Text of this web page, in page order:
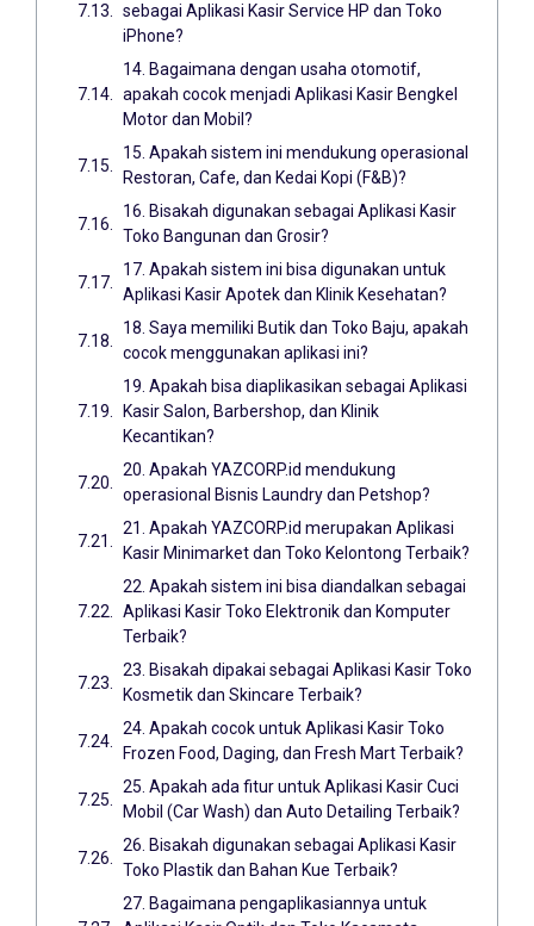
sebagai Aplikasi Kasir Service HP dan Toko
iPhone?
14. Bagaimana dengan usaha otomotif,
apakah cocok menjadi Aplikasi Kasir Bengkel
Motor dan Mobil?
15. Apakah sistem ini mendukung operasional
Restoran, Cafe, dan Kedai Kopi (F&B)?
16. Bisakah digunakan sebagai Aplikasi Kasir
Toko Bangunan dan Grosir?
17. Apakah sistem ini bisa digunakan untuk
Aplikasi Kasir Apotek dan Klinik Kesehatan?
18. Saya memiliki Butik dan Toko Baju, apakah
cocok menggunakan aplikasi ini?
19. Apakah bisa diaplikasikan sebagai Aplikasi
Kasir Salon, Barbershop, dan Klinik
Kecantikan?
20. Apakah YAZCORP.id mendukung
operasional Bisnis Laundry dan Petshop?
21. Apakah YAZCORP.id merupakan Aplikasi
Kasir Minimarket dan Toko Kelontong Terbaik?
22. Apakah sistem ini bisa diandalkan sebagai
Aplikasi Kasir Toko Elektronik dan Komputer
Terbaik?
23. Bisakah dipakai sebagai Aplikasi Kasir Toko
Kosmetik dan Skincare Terbaik?
24. Apakah cocok untuk Aplikasi Kasir Toko
Frozen Food, Daging, dan Fresh Mart Terbaik?
25. Apakah ada fitur untuk Aplikasi Kasir Cuci
Mobil (Car Wash) dan Auto Detailing Terbaik?
26. Bisakah digunakan sebagai Aplikasi Kasir
Toko Plastik dan Bahan Kue Terbaik?
27. Bagaimana pengaplikasiannya untuk